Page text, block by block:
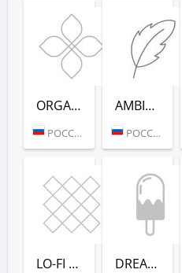
ORGANIC (РАДИО РЕКОРД)
РОССИЯ (МОСКВА)
AMBIENT (РАДИО РЕКОРД)
РОССИЯ (МОСКВА)
LO-FI (РАДИО РЕКОРД) DREAM POP (РАДИО РЕКОРД)